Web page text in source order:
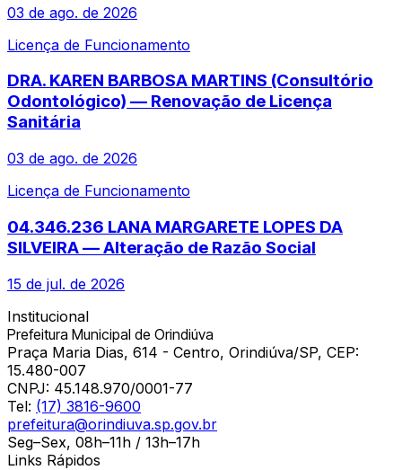
03 de ago. de 2026
Licença de Funcionamento
DRA. KAREN BARBOSA MARTINS (Consultório
Odontológico) — Renovação de Licença
Sanitária
03 de ago. de 2026
Licença de Funcionamento
04.346.236 LANA MARGARETE LOPES DA
SILVEIRA — Alteração de Razão Social
15 de jul. de 2026
Institucional
Prefeitura Municipal de Orindiúva
Praça Maria Dias, 614 - Centro, Orindiúva/SP, CEP:
15.480-007
CNPJ: 45.148.970/0001-77
Tel: (17) 3816-9600
prefeitura@orindiuva.sp.gov.br
Seg–Sex, 08h–11h / 13h–17h
Links Rápidos